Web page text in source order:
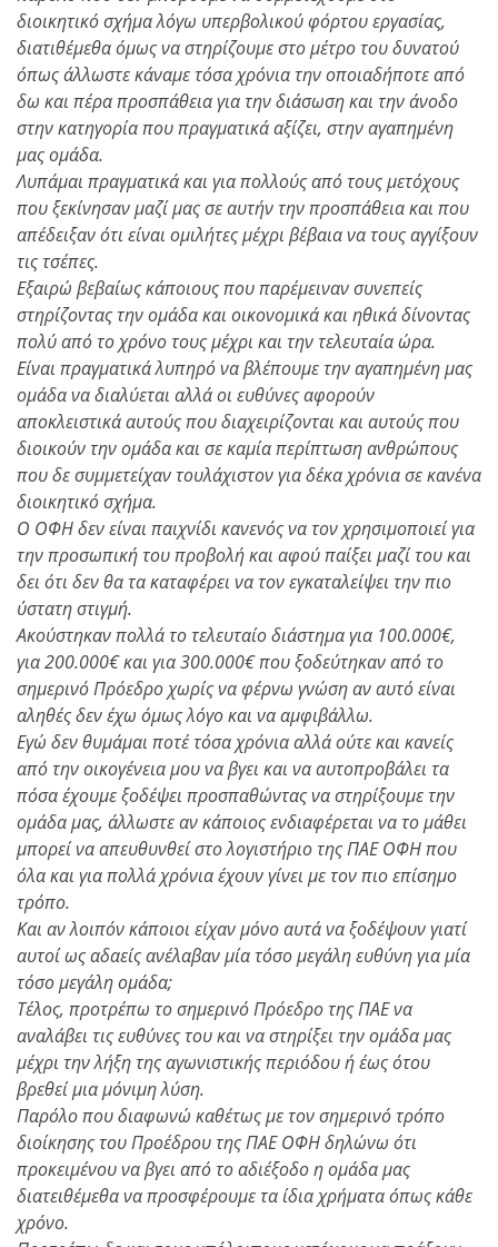
διοικητικό σχήμα λόγω υπερβολικού φόρτου εργασίας,
διατιθέμεθα όμως να στηρίζουμε στο μέτρο του δυνατού
όπως άλλωστε κάναμε τόσα χρόνια την οποιαδήποτε από
δω και πέρα προσπάθεια για την διάσωση και την άνοδο
στην κατηγορία που πραγματικά αξίζει, στην αγαπημένη
μας ομάδα.
Λυπάμαι πραγματικά και για πολλούς από τους μετόχους
που ξεκίνησαν μαζί μας σε αυτήν την προσπάθεια και που
απέδειξαν ότι είναι ομιλήτες μέχρι βέβαια να τους αγγίξουν
τις τσέπες.
Εξαιρώ βεβαίως κάποιους που παρέμειναν συνεπείς
στηρίζοντας την ομάδα και οικονομικά και ηθικά δίνοντας
πολύ από το χρόνο τους μέχρι και την τελευταία ώρα.
Είναι πραγματικά λυπηρό να βλέπουμε την αγαπημένη μας
ομάδα να διαλύεται αλλά οι ευθύνες αφορούν
αποκλειστικά αυτούς που διαχειρίζονται και αυτούς που
διοικούν την ομάδα και σε καμία περίπτωση ανθρώπους
που δε συμμετείχαν τουλάχιστον για δέκα χρόνια σε κανένα
διοικητικό σχήμα.
Ο ΟΦΗ δεν είναι παιχνίδι κανενός να τον χρησιμοποιεί για
την προσωπική του προβολή και αφού παίξει μαζί του και
δει ότι δεν θα τα καταφέρει να τον εγκαταλείψει την πιο
ύστατη στιγμή.
Ακούστηκαν πολλά το τελευταίο διάστημα για 100.000€,
για 200.000€ και για 300.000€ που ξοδεύτηκαν από το
σημερινό Πρόεδρο χωρίς να φέρνω γνώση αν αυτό είναι
αληθές δεν έχω όμως λόγο και να αμφιβάλλω.
Εγώ δεν θυμάμαι ποτέ τόσα χρόνια αλλά ούτε και κανείς
από την οικογένεια μου να βγει και να αυτοπροβάλει τα
πόσα έχουμε ξοδέψει προσπαθώντας να στηρίξουμε την
ομάδα μας, άλλωστε αν κάποιος ενδιαφέρεται να το μάθει
μπορεί να απευθυνθεί στο λογιστήριο της ΠΑΕ ΟΦΗ που
όλα και για πολλά χρόνια έχουν γίνει με τον πιο επίσημο
τρόπο.
Και αν λοιπόν κάποιοι είχαν μόνο αυτά να ξοδέψουν γιατί
αυτοί ως αδαείς ανέλαβαν μία τόσο μεγάλη ευθύνη για μία
τόσο μεγάλη ομάδα;
Τέλος, προτρέπω το σημερινό Πρόεδρο της ΠΑΕ να
αναλάβει τις ευθύνες του και να στηρίξει την ομάδα μας
μέχρι την λήξη της αγωνιστικής περιόδου ή έως ότου
βρεθεί μια μόνιμη λύση.
Παρόλο που διαφωνώ καθέτως με τον σημερινό τρόπο
διοίκησης του Προέδρου της ΠΑΕ ΟΦΗ δηλώνω ότι
προκειμένου να βγει από το αδιέξοδο η ομάδα μας
διατειθέμεθα να προσφέρουμε τα ίδια χρήματα όπως κάθε
χρόνο.